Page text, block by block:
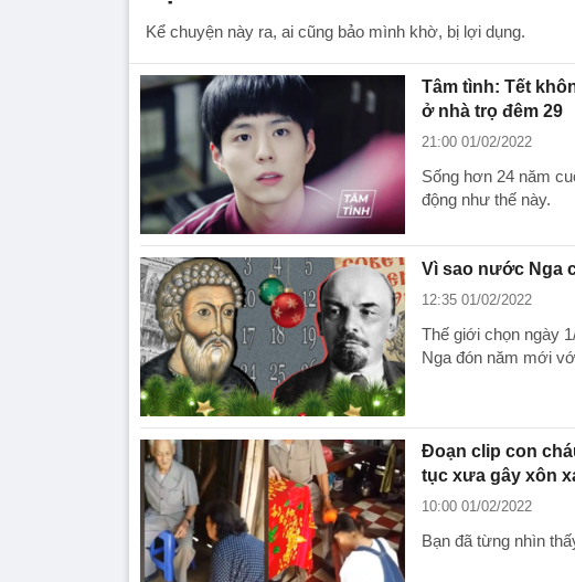
Kể chuyện này ra, ai cũng bảo mình khờ, bị lợi dụng.
Tâm tình: Tết
ở nhà trọ đêm 29
21:00 01/02/2022
Sống hơn 24 năm
động như thế này.
Vì sao nước Nga
12:35 01/02/2022
Thế giới chọn ngày
Nga đón năm mới
Đoạn clip con
tục xưa gây xôn
10:00 01/02/2022
Bạn đã từng nhìn